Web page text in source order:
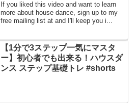
If you liked this video and want to learn
more about house dance, sign up to my
free mailing list at and I'll keep you i...
【1分で3ステップ一気にマスタ
ー】初心者でも出来る！ハウスダ
ンス ステップ基礎トレ #shorts